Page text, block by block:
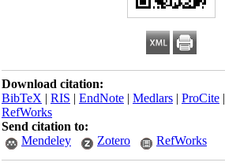
Download citation:
BibTeX|RIS|EndNote|Medlars|
RefWorks
Send citation to:
Mendeley
Zotero RefWorks